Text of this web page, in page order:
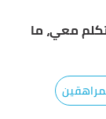
معي، ما